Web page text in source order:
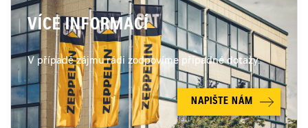
VÍCE INFORMACÍ
V případě zájmu rádi zodpovíme případné dotazy.
NAPIŠTE NÁM